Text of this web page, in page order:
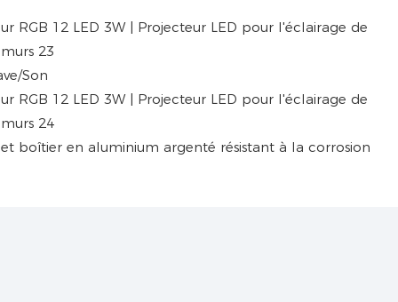
Son
boîtier en aluminium argenté résistant à la corrosion